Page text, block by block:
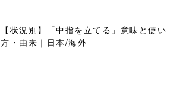
【状況別】「中指を立てる」意味と使い
方・由来｜日本/海外